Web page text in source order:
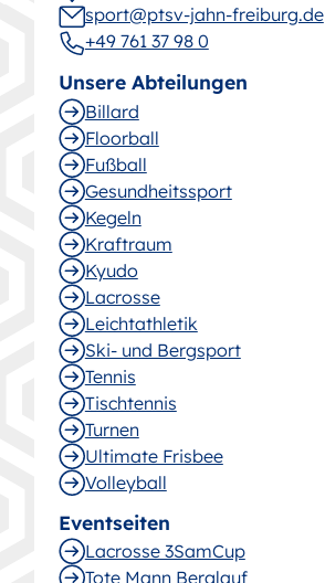
sport@ptsv-jahn-freiburg.de
+49 761 37 98 0
Unsere Abteilungen
Billard
Floorball
Fußball
Gesund­heitssport
Kegeln
Kraftraum
Kyudo
Lacrosse
Leichtathletik
Ski- und Bergsport
Tennis
Tischtennis
Turnen
Ultimate Frisbee
Volleyball
Eventseiten
Lacrosse 3SamCup
Tote Mann Berglauf